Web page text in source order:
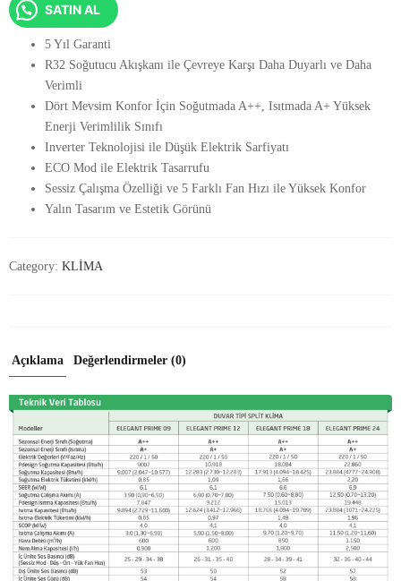
SATIN AL
5 Yıl Garanti
R32 Soğutucu Akışkanı ile Çevreye Karşı Daha Duyarlı ve Daha
Verimli
Dört Mevsim Konfor İçin Soğutmada A++, Isıtmada A+ Yüksek
Enerji Verimlilik Sınıfı
Inverter Teknolojisi ile Düşük Elektrik Sarfiyatı
ECO Mod ile Elektrik Tasarrufu
Sessiz Çalışma Özelliği ve 5 Farklı Fan Hızı ile Yüksek Konfor
Yalın Tasarım ve Estetik Görünü
Category: KLİMA
Açıklama Değerlendirmeler (0)